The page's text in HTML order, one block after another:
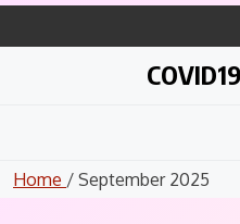
Skip
Home / September 2025